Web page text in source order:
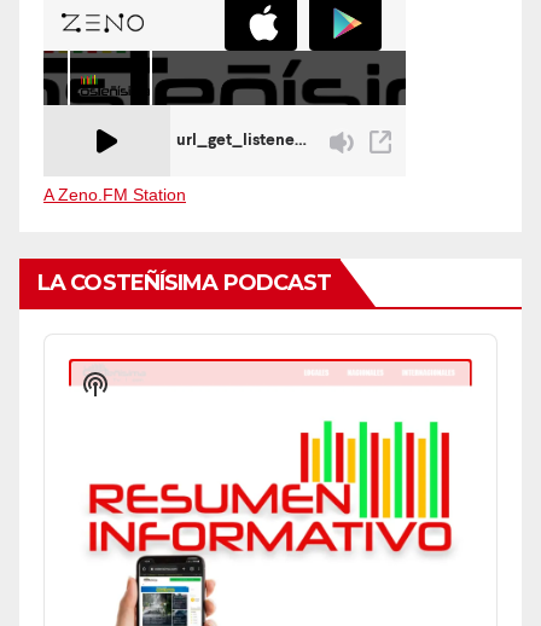
A Zeno.FM Station
LA COSTEÑÍSIMA PODCAST
Audio
Player
Show